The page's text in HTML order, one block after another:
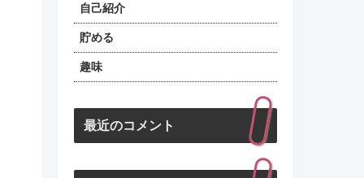
自己紹介
貯める
趣味
最近のコメント